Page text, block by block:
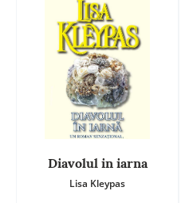
Diavolul in iarna
Lisa Kleypas